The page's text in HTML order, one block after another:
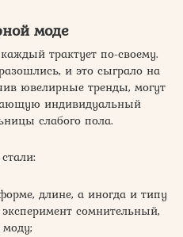
моде
трактует по-своему.
и это сыграло на
ювелирные тренды, могут
индивидуальный
слабого пола.
длине, а иногда и типу
сомнительный,